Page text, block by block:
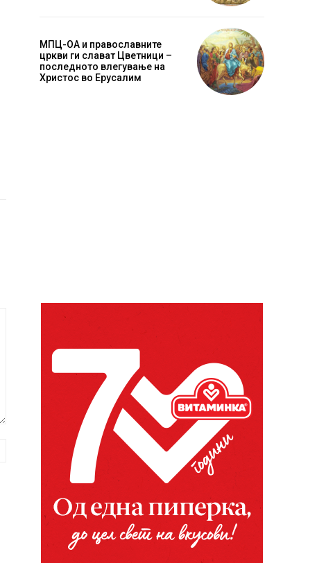
МПЦ-ОА и православните
цркви ги слават Цветници –
последното влегување на
Христос во Ерусалим